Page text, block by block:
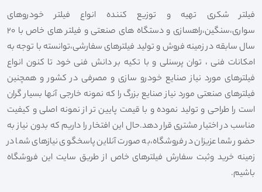
فیلتر شکری تهیه و توزیع کننده انواع فیلتر خودروهای
سواری،سنگین،راهسازی و دستگاه های صنعتی و فیلتر های خاص با 20
سال سابقه در زمینه فروش و تولید فیلترهای سفارشی،توانسته با توجه به
امکانات فنی ، توان پرسنلی و با تکیه بر دانش فنی خود تا کنون انواع
فیلترهای مورد نیاز صنایع خودرو سازی و مصرفی در کشور و همچنین
فیلترهای صنعتی مورد نیاز صنایع بزرگ را که نمونه خارجی آنها بسیار گران
است را طراحی و تولید نموده و با قیمت پایین تر از نمونه اصلی و کیفیت
مناسب در اختیار مشتری قرار دهد.حال این افتخار را داریم که بدون نیاز به
حضور شما عزیزان در فروشگاه،به صورت آنلاین پاسخگوی نیازهای شما در
زمینه خرید وثبت سفارش فیلترهای خاص از طریق سایت این فروشگاه
باشیم.